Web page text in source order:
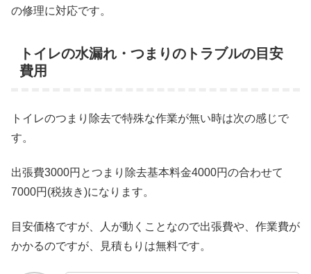
の修理に対応です。
トイレの水漏れ・つまりのトラブルの目安
費用
トイレのつまり除去で特殊な作業が無い時は次の感じで
す。
出張費3000円とつまり除去基本料金4000円の合わせて
7000円(税抜き)になります。
目安価格ですが、人が動くことなので出張費や、作業費が
かかるのですが、見積もりは無料です。